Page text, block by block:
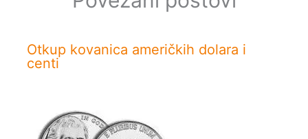
Otkup kovanica američkih dolara i
centi